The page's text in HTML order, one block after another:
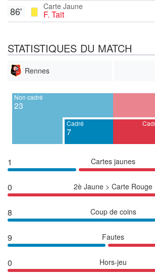
Carte Jaune
F. Tait
86'
STATISTIQUES DU MATCH
Rennes
Non cadré
23
Cadré
7
1 Cartes jaunes
0 2è Jaune > Carte Rouge
8 Coup de coins
9 Fautes
0 Hors-jeu